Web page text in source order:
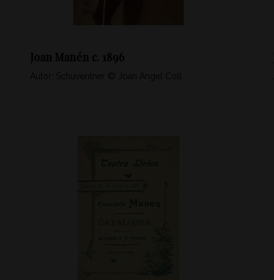
Joan Manén c. 1896
Autor: Schuventner © Joan Àngel Coll